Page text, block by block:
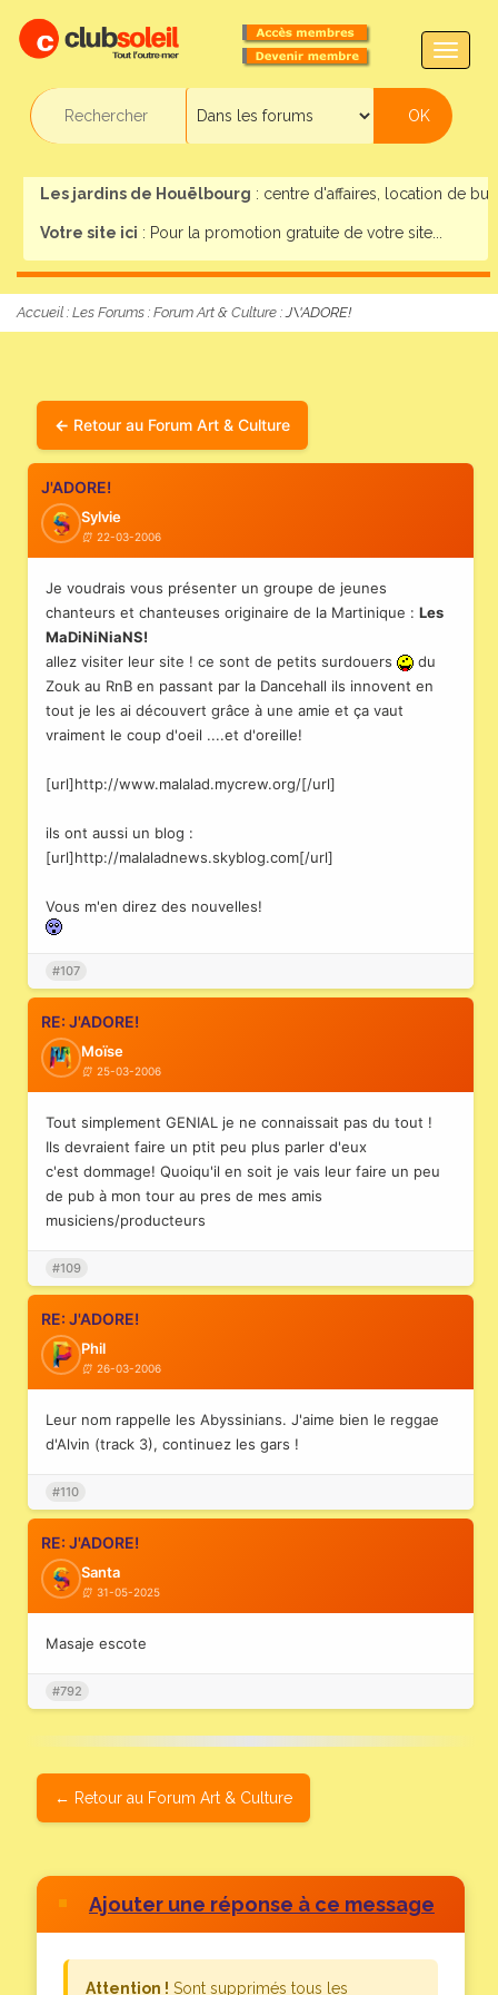
Les jardins de Houëlbourg : centre d'affaires, location de
Votre site ici : Pour la promotion gratuite de votre site...
Accueil : Les Forums : Forum Art & Culture : J\'ADORE!
Retour au Forum Art & Culture
J'ADORE!
Sylvie
22-03-2006
Je voudrais vous présenter un groupe de jeunes
chanteurs et chanteuses originaire de la Martinique : Les
MaDiNiNiaNS!
allez visiter leur site ! ce sont de petits surdouers
du
Zouk au RnB en passant par la Dancehall ils innovent en
tout je les ai découvert grâce à une amie et ça vaut
vraiment le coup d'oeil ....et d'oreille!
[url]http://www.malalad.mycrew.org/[/url]
ils ont aussi un blog :
[url]http://malaladnews.skyblog.com[/url]
Vous m'en direz des nouvelles!
#107
RE: J'ADORE!
Moïse
25-03-2006
Tout simplement GENIAL je ne connaissait pas du tout !
Ils devraient faire un ptit peu plus parler d'eux
c'est dommage! Quoiqu'il en soit je vais leur faire un peu
de pub à mon tour au pres de mes amis
musiciens/producteurs
#109
RE: J'ADORE!
Phil
26-03-2006
Leur nom rappelle les Abyssinians. J'aime bien le reggae
d'Alvin (track 3), continuez les gars !
#110
RE: J'ADORE!
Santa
31-05-2025
Masaje escote
#792
Retour au Forum Art & Culture
Ajouter une réponse à ce message
Attention ! Sont supprimés tous les